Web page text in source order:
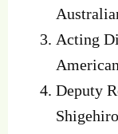
Acting
Deputy